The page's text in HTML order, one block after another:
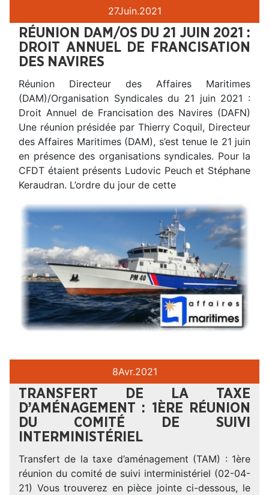
27Juin.2021
RÉUNION DAM/OS DU 21 JUIN 2021 :
DROIT ANNUEL DE FRANCISATION
DES NAVIRES
Réunion Directeur des Affaires Maritimes
(DAM)/Organisation Syndicales du 21 juin 2021 :
Droit Annuel de Francisation des Navires (DAFN)
Une réunion présidée par Thierry Coquil, Directeur
des Affaires Maritimes (DAM), s’est tenue le 21 juin
en présence des organisations syndicales. Pour la
CFDT étaient présents Ludovic Peuch et Stéphane
Keraudran. L’ordre du jour de cette
8Avr.2021
TRANSFERT DE LA TAXE
D’AMÉNAGEMENT : 1ÈRE RÉUNION
DU COMITÉ DE SUIVI
INTERMINISTÉRIEL
Transfert de la taxe d’aménagement (TAM) : 1ère
réunion du comité de suivi interministériel (02-04-
21) Vous trouverez en pièce jointe ci-dessous, le